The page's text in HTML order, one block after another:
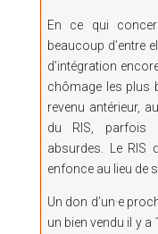
En ce qui
beaucoup d’entre
d’intégration
chômage les plus
revenu antérieur,
du RIS, parfois
absurdes. Le RIS
enfonce au lieu de
Un don d’un·e
un bien vendu il y a